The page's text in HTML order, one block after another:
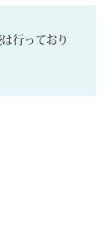
行っており